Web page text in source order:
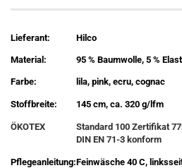
Lieferant: Hilco
Material: 95 % Baumwolle, 5 %
Farbe: lila, pink, ecru, cognac
Stoffbreite: 145 cm, ca. 320 g/lfm
ÖKOTEX
Standard 100 Zertifikat
DIN EN 71-3 konform
Pflegeanleitung:Feinwäsche 40 C,